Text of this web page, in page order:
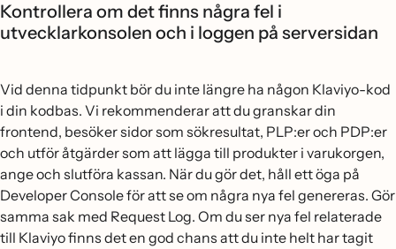
Kontrollera om det finns några fel i
utvecklarkonsolen och i loggen på serversidan
Vid denna tidpunkt bör du inte längre ha någon Klaviyo-kod
i din kodbas. Vi rekommenderar att du granskar din
frontend, besöker sidor som sökresultat, PLP:er och PDP:er
och utför åtgärder som att lägga till produkter i varukorgen,
ange och slutföra kassan. När du gör det, håll ett öga på
Developer Console för att se om några nya fel genereras. Gör
samma sak med Request Log. Om du ser nya fel relaterade
till Klaviyo finns det en god chans att du inte helt har tagit